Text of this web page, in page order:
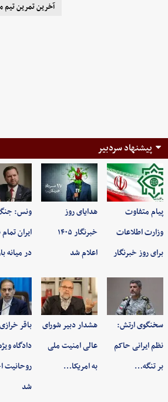
آخرین تمرین تیم
پیشنهاد سردبیر
پیام متفاوت
وزارت اطلاعات
برای روز خبرنگار
هدایای روز
خبرنگار ۱۴۰۵
اعلام شد
ونس:
ایران
در میانه
سخنگوی ارتش:
نظم ایرانی حاکم
بر تنگه…
هشدار دبیر شورای
عالی امنیت ملی
به امریکا…
باقر
دادگاه
روحانیت
شد